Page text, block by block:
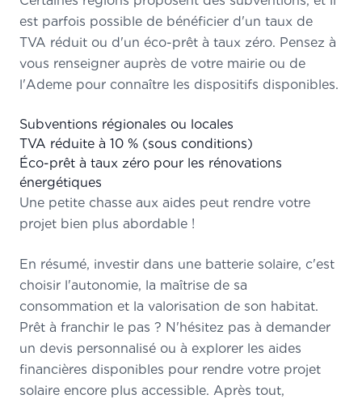
est parfois possible de bénéficier d'un taux de
TVA réduit ou d'un éco-prêt à taux zéro. Pensez à
vous renseigner auprès de votre mairie ou de
l'Ademe pour connaître les dispositifs disponibles.
Subventions régionales ou locales
TVA réduite à 10 % (sous conditions)
Éco-prêt à taux zéro pour les rénovations
énergétiques
Une petite chasse aux aides peut rendre votre
projet bien plus abordable !
En résumé, investir dans une batterie solaire, c'est
choisir l'autonomie, la maîtrise de sa
consommation et la valorisation de son habitat.
Prêt à franchir le pas ? N'hésitez pas à demander
un devis personnalisé ou à explorer les aides
financières disponibles pour rendre votre projet
solaire encore plus accessible. Après tout,